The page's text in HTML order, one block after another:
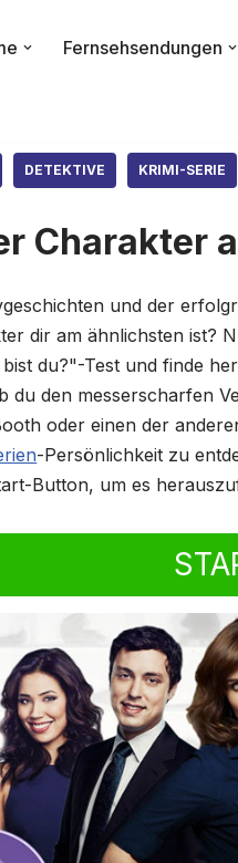
Fernsehsendungen
DETEKTIVE KRIMI-SERIE
Charakter
und der
dir am ähnlichsten ist?
du?"-Test und finde
du den messerscharfen
oder einen der
-Persönlichkeit zu
Button, um es